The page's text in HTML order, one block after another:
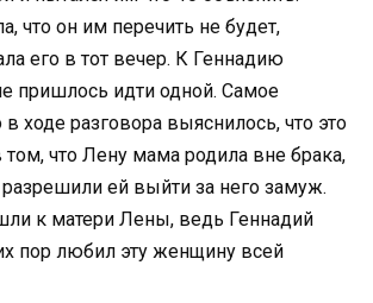
что он им перечить не будет,
его в тот вечер. К Геннадию
пришлось идти одной. Самое
в ходе разговора выяснилось, что это
что Лену мама родила вне брака,
разрешили ей выйти за него замуж.
к матери Лены, ведь Геннадий
пор любил эту женщину всей